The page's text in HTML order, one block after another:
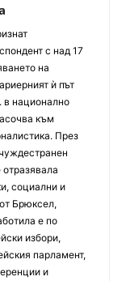
с над 17
на
ѝ път
в национално
към
През
отразявала
социални и
Брюксел,
е по
избори,
парламент,
и